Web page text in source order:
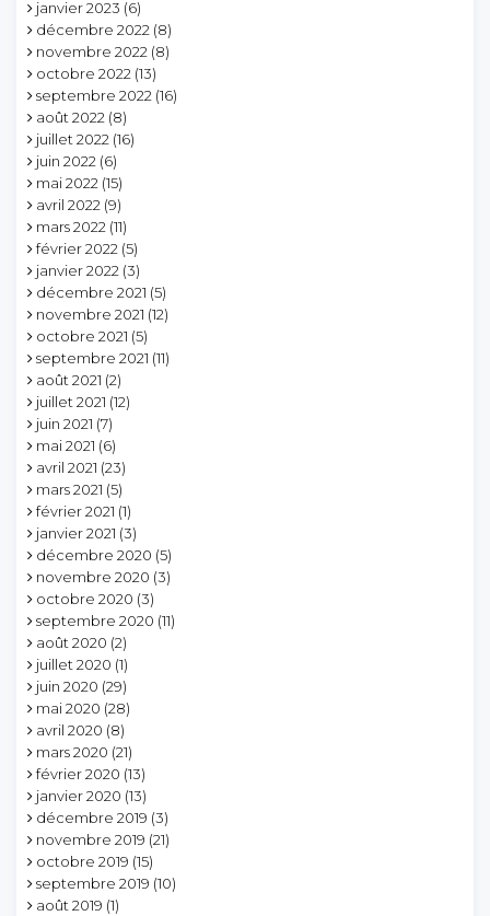
janvier 2023 (6)
décembre 2022 (8)
novembre 2022 (8)
octobre 2022 (13)
septembre 2022 (16)
août 2022 (8)
juillet 2022 (16)
juin 2022 (6)
mai 2022 (15)
avril 2022 (9)
mars 2022 (11)
février 2022 (5)
janvier 2022 (3)
décembre 2021 (5)
novembre 2021 (12)
octobre 2021 (5)
septembre 2021 (11)
août 2021 (2)
juillet 2021 (12)
juin 2021 (7)
mai 2021 (6)
avril 2021 (23)
mars 2021 (5)
février 2021 (1)
janvier 2021 (3)
décembre 2020 (5)
novembre 2020 (3)
octobre 2020 (3)
septembre 2020 (11)
août 2020 (2)
juillet 2020 (1)
juin 2020 (29)
mai 2020 (28)
avril 2020 (8)
mars 2020 (21)
février 2020 (13)
janvier 2020 (13)
décembre 2019 (3)
novembre 2019 (21)
octobre 2019 (15)
septembre 2019 (10)
août 2019 (1)